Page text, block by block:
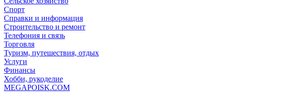
Спорт
Справки и информация
Строительство и ремонт
Телефония и связь
Торговля
Туризм, путешествия, отдых
Услуги
Финансы
Хобби, рукоделие
MEGAPOISK.COM